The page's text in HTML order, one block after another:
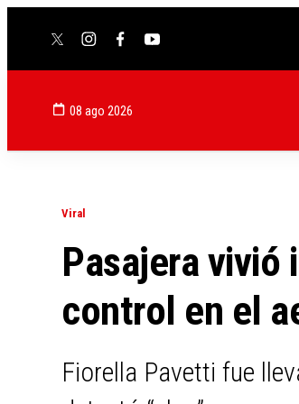
twitterinstagram
facebookyoutube
08 ago 2026
Viral
Pasajera vivió
control en el
Fiorella Pavetti fue